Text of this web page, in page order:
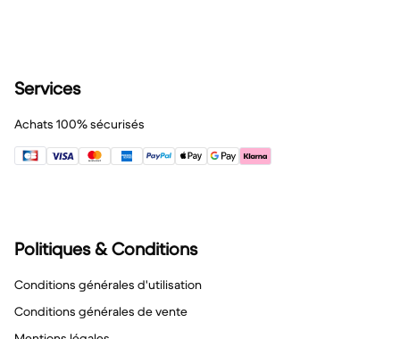
Services
Achats 100% sécurisés
Politiques & Conditions
Conditions générales d'utilisation
Conditions générales de vente